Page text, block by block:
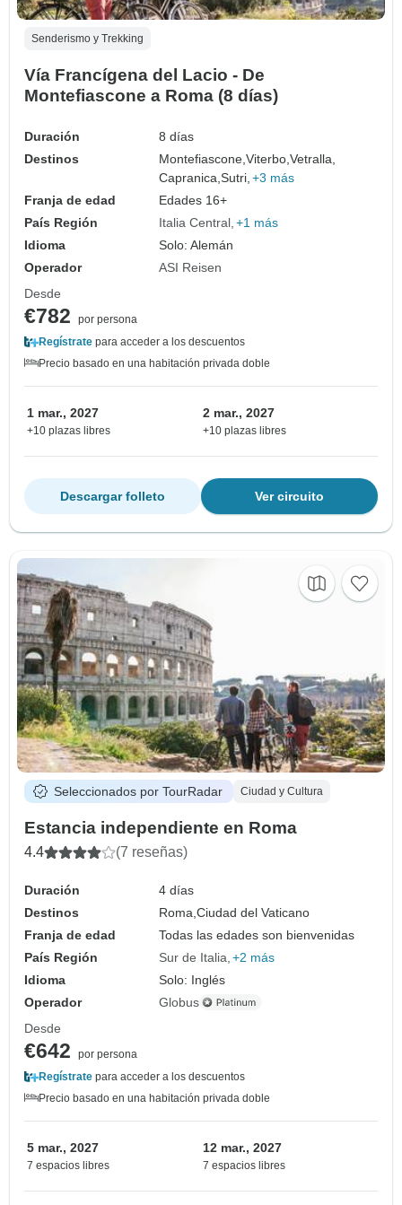
Senderismo y Trekking
Vía Francígena del Lacio - De
Montefiascone a Roma (8 días)
Duración
8 días
Destinos
Montefiascone,Viterbo,Vetralla,
Capranica,Sutri, +3 más
Franja de edad
Edades 16+
País Región
Italia Central +1 más
Idioma
Solo: Alemán
Operador
ASI Reisen
Desde
€782
por persona
Regístrate para acceder a los descuentos
Precio basado en una habitación privada doble
1 mar., 2027
+10 plazas libres
2 mar., 2027
+10 plazas libres
Ver circuito
Descargar folleto
Seleccionados por TourRadar Ciudad y Cultura
Estancia independiente en Roma
4.4 (7 reseñas)
Duración
4 días
Destinos
Roma,Ciudad del Vaticano
Franja de edad
Todas las edades son bienvenidas
País Región
Sur de Italia +2 más
Idioma
Solo: Inglés
Operador
Globus
Desde
€642
por persona
Regístrate para acceder a los descuentos
Precio basado en una habitación privada doble
5 mar., 2027
7 espacios libres
12 mar., 2027
7 espacios libres